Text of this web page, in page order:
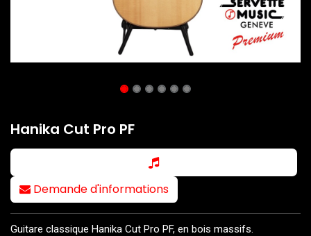
Hanika Cut Pro PF
Demande d'informations
Guitare classique Hanika Cut Pro PF, en bois massifs.